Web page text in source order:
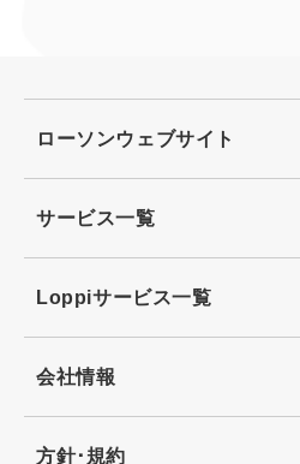
ローソンウェブサイト
サービス一覧
Loppiサービス一覧
会社情報
方針･規約